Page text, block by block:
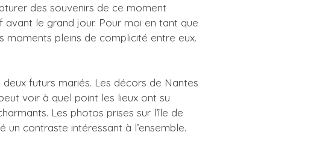
des souvenirs de ce moment
avant le grand jour. Pour moi en tant que
moments pleins de complicité entre eux.
futurs mariés. Les décors de Nantes
voir à quel point les lieux ont su
Les photos prises sur l’île de
contraste intéressant à l’ensemble.